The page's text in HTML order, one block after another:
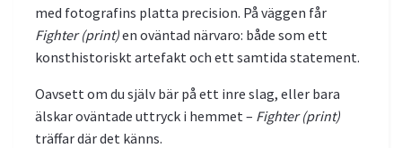
med fotografins platta precision. På väggen får
Fighter (print)en oväntad närvaro: både som ett
konsthistoriskt artefakt och ett samtida statement.
Oavsett om du själv bär på ett inre slag, eller bara
älskar oväntade uttryck i hemmet – Fighter (print)
träffar där det känns.